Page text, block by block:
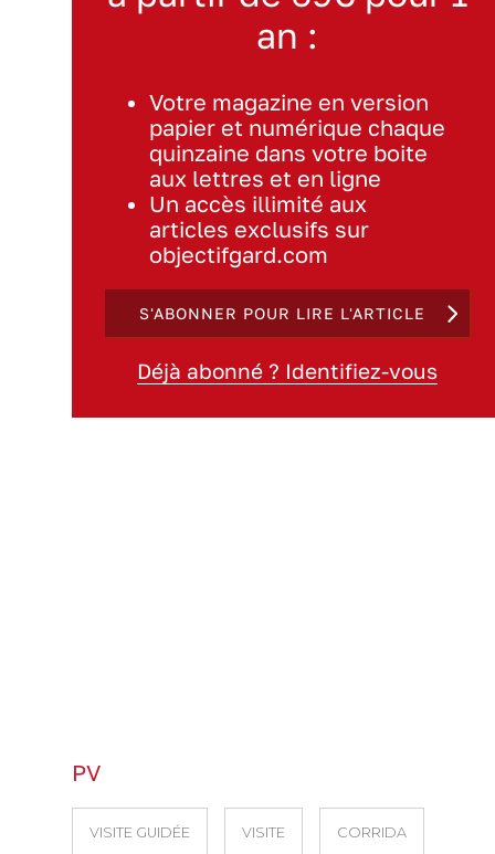
an :
Votre magazine en version
papier et numérique chaque
quinzaine dans votre boite
aux lettres et en ligne
Un accès illimité aux
articles exclusifs sur
objectifgard.com
S'ABONNER POUR LIRE L'ARTICLE
Déjà abonné ? Identifiez-vous
PV
VISITE GUIDÉE VISITE CORRIDA